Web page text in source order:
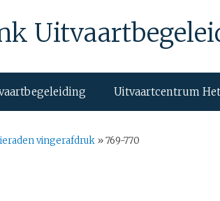
Uitvaartcentrum
vingerafdruk »769-770